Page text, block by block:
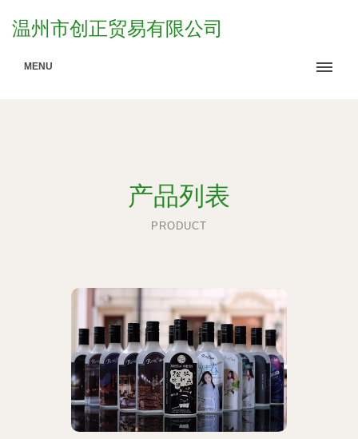
温州市创正贸易有限公司
MENU
产品列表
PRODUCT